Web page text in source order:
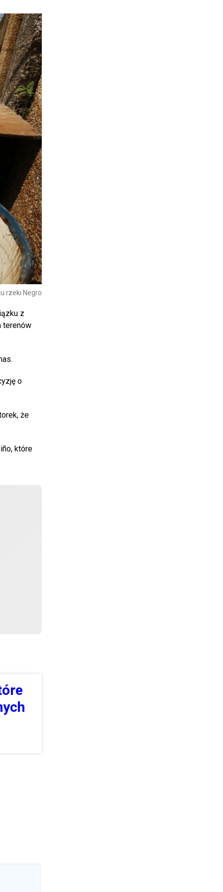
rzeki Negro
z
terenów
o
że
które